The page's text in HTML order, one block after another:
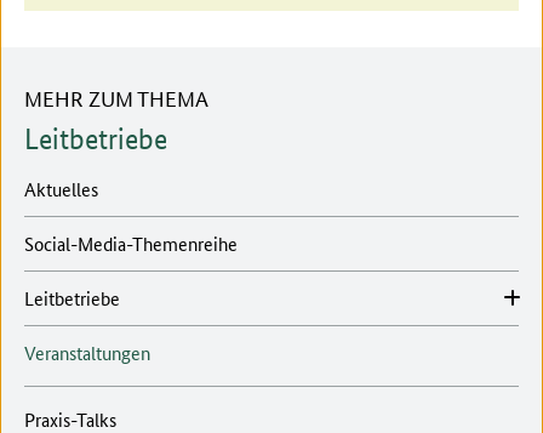
MEHR ZUM THEMA
Leitbetriebe
Aktuelles
Social-Media-Themenreihe
Leitbetriebe
Veranstaltungen
Praxis-Talks